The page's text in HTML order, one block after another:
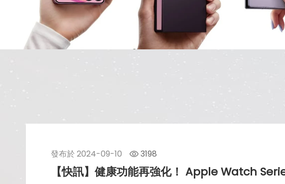
發布於 2024-09-10 3198
【快訊】健康功能再強化！ Apple Watch